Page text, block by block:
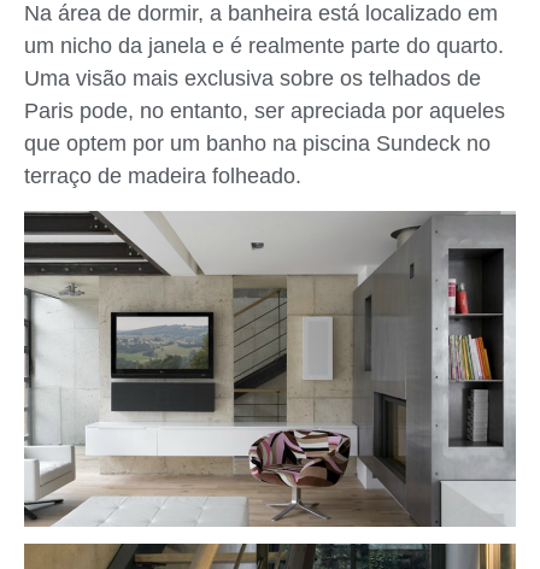
Na área de dormir, a banheira está localizado em
um nicho da janela e é realmente parte do quarto.
Uma visão mais exclusiva sobre os telhados de
Paris pode, no entanto, ser apreciada por aqueles
que optem por um banho na piscina Sundeck no
terraço de madeira folheado.